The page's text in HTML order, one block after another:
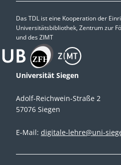
Das TDL ist eine Kooperation der
Universitätsbibliothek, Zentrum zur
und des ZIMT
Universität Siegen
Adolf-Reichwein-Straße 2
57076 Siegen
E-Mail: digitale-lehre@uni-